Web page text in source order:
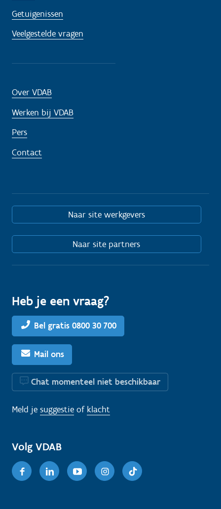
Getuigenissen
Veelgestelde vragen
Over VDAB
Werken bij VDAB
Pers
Contact
Naar site werkgevers
Naar site partners
Heb je een vraag?
Bel gratis 0800 30 700
Mail ons
Chat momenteel niet beschikbaar
Meld je suggestie of klacht
Volg VDAB
FacebookLinkedinYoutubeInstagram